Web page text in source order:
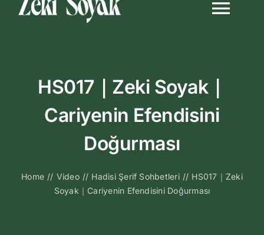
Biyografi
Kitapları
HS017｜Zeki Soyak｜
Cariyenin Efendisini
Doğurması
Home // Video // Hadisi Şerif Sohbetleri // HS017｜Zeki
Soyak｜Cariyenin Efendisini Doğurması